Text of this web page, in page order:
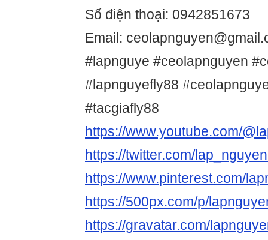
Số điện thoại: 0942851673
Email:
#lapnguye #ceolapnguyen
#lapnguyefly88
#tacgiafly88
https://www.youtube.com/
https://twitter.com/
https://www.pinterest.com/
https://500px.com/p/
https://gravatar.com/